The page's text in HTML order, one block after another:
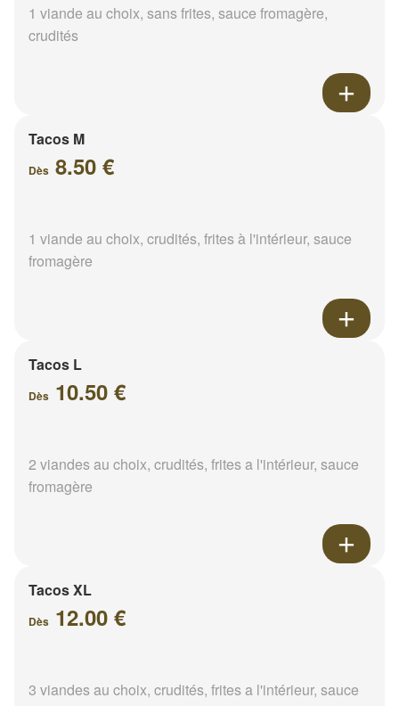
1 viande au choix, sans frites, sauce fromagère,
crudités
Tacos M
Dès 8.50 €
1 viande au choix, crudités, frites à l'intérieur, sauce
fromagère
Tacos L
Dès 10.50 €
2 viandes au choix, crudités, frites a l'intérieur, sauce
fromagère
Tacos XL
Dès 12.00 €
3 viandes au choix, crudités, frites a l'intérieur, sauce